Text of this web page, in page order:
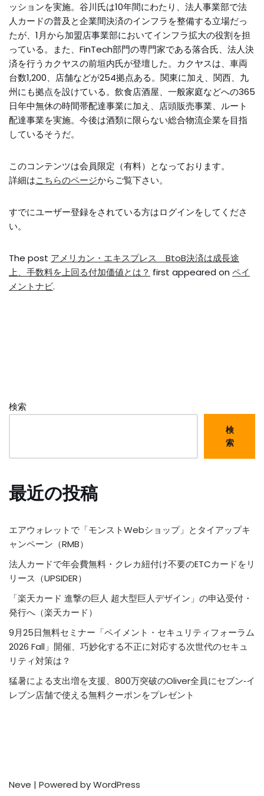
ッションを実施。谷川氏は10年間にわたり、法人事業部で法
人カードの普及と企業間決済のインフラを整備する立場だっ
たが、1月から加盟店事業部においてインフラ拡大の役割を担
っている。また、FinTech部門の専門家である落合氏、法人決
済を行うカクヤスの前垣内氏が登壇した。カクヤスは、車両
台数1,200、店舗などが254拠点ある。関東に加え、関西、九
州にも拠点を設けている。飲食店酒屋、一般家庭などへの365
日年中無休の時間帯配達事業に加え、店頭販売事業、ルート
配達事業を実施。今後は酒類に限らない総合物流企業を目指
しているそうだ。
このコンテンツは会員限定（有料）となっております。
詳細はこちらのページからご覧下さい。
すでにユーザー登録をされている方はログインをしてくださ
い。
The post アメリカン・エキスプレス BtoB決済は成長途
上、手数料を上回る付加価値とは？ first appeared on ペイ
メントナビ.
検索
検
索
最近の投稿
エアウォレットで「モンストWebショップ」とタイアップキ
ャンペーン（RMB）
法人カードで年会費無料・クレカ紐付け不要のETCカードをリ
リース（UPSIDER）
「楽天カード 進撃の巨人 超大型巨人デザイン」の申込受付・
発行へ（楽天カード）
9月25日無料セミナー「ペイメント・セキュリティフォーラム
2026 Fall」開催、巧妙化する不正に対応する次世代のセキュ
リティ対策は？
猛暑による支出増を支援、800万突破のOliver全員にセブン‐イ
レブン店舗で使える無料クーポンをプレゼント
Neve | Powered byWordPress